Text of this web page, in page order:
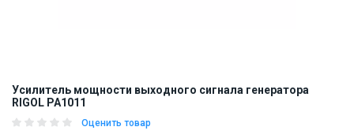
Усилитель мощности выходного сигнала генератора
RIGOL PA1011
Оценить товар